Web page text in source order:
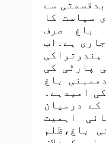
سے
سیاست کا
باغ صرف
ہے۔اب
پارٹی کی
باغ
امیدہے۔
کے درمیان
اہمیت
باغ،ظلم